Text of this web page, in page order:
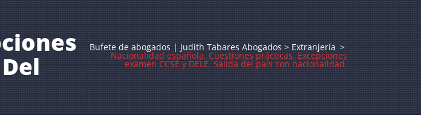
Bufete de abogados | Judith Tabares Abogados>Extranjería >
Nacionalidad española. Cuestiones prácticas. Excepciones
examen CCSE y DELE. Salida del país con nacionalidad.